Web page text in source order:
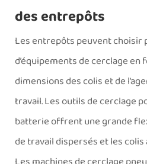
des entrepôts
Les entrepôts peuvent choisir
d’équipements de cerclage en
dimensions des colis et de
travail. Les outils de cerclage
batterie offrent une grande
de travail dispersés et les